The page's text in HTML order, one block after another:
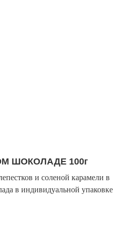
ШОКОЛАДЕ 100г
и соленой карамели в
в индивидуальной упаковке